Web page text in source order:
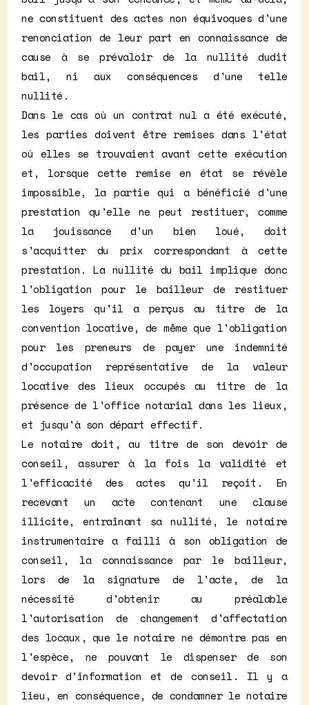
ne constituent des actes non équivoques d'une
renonciation de leur part en connaissance de
cause à se prévaloir de la nullité dudit
bail, ni aux conséquences d'une telle
nullité.
Dans le cas où un contrat nul a été exécuté,
les parties doivent être remises dans l'état
où elles se trouvaient avant cette exécution
et, lorsque cette remise en état se révèle
impossible, la partie qui a bénéficié d'une
prestation qu'elle ne peut restituer, comme
la jouissance d'un bien loué, doit
s'acquitter du prix correspondant à cette
prestation. La nullité du bail implique donc
l'obligation pour le bailleur de restituer
les loyers qu'il a perçus au titre de la
convention locative, de même que l'obligation
pour les preneurs de payer une indemnité
d'occupation représentative de la valeur
locative des lieux occupés au titre de la
présence de l'office notarial dans les lieux,
et jusqu'à son départ effectif.
Le notaire doit, au titre de son devoir de
conseil, assurer à la fois la validité et
l'efficacité des actes qu'il reçoit. En
recevant un acte contenant une clause
illicite, entraînant sa nullité, le notaire
instrumentaire a failli à son obligation de
conseil, la connaissance par le bailleur,
lors de la signature de l'acte, de la
nécessité d'obtenir au préalable
l'autorisation de changement d'affectation
des locaux, que le notaire ne démontre pas en
l'espèce, ne pouvant le dispenser de son
devoir d'information et de conseil. Il y a
lieu, en conséquence, de condamner le notaire